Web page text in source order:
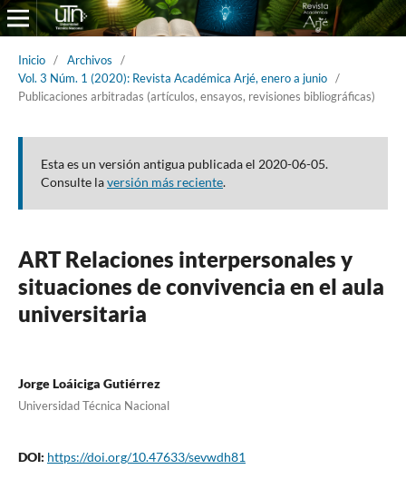
Inicio / Archivos
/
Vol. 3 Núm. 1 (2020): Revista Académica Arjé, enero a junio /
Publicaciones arbitradas (artículos, ensayos, revisiones bibliográficas)
Esta es un versión antigua publicada el 2020-06-05.
Consulte laversión más reciente.
ART Relaciones interpersonales y
situaciones de convivencia en el aula
universitaria
Jorge Loáiciga Gutiérrez
Universidad Técnica Nacional
DOI: https://doi.org/10.47633/sevwdh81